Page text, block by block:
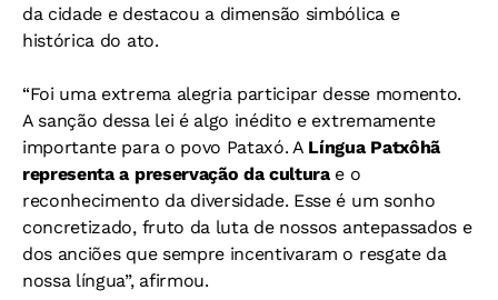
da cidade e destacou a dimensão simbólica e
histórica do ato.
“Foi uma extrema alegria participar desse momento.
A sanção dessa lei é algo inédito e extremamente
importante para o povo Pataxó. A Língua Patxôhã
representa a preservação da culturae o
reconhecimento da diversidade. Esse é um sonho
concretizado, fruto da luta de nossos antepassados e
dos anciões que sempre incentivaram o resgate da
nossa língua”, afirmou.